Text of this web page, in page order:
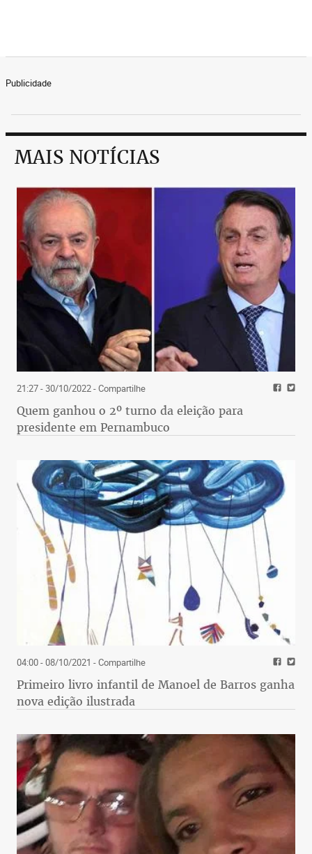
Publicidade
MAIS NOTÍCIAS
21:27 - 30/10/2022- Compartilhe
Quem ganhou o 2º turno da eleição para
presidente em Pernambuco
04:00 - 08/10/2021 - Compartilhe
Primeiro livro infantil de Manoel de Barros ganha
nova edição ilustrada